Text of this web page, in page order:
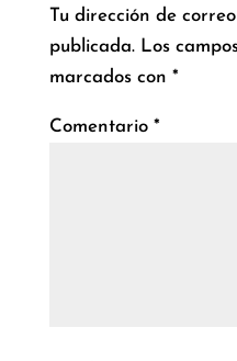
Tu dirección de
publicada. Los
marcados con *
Comentario *